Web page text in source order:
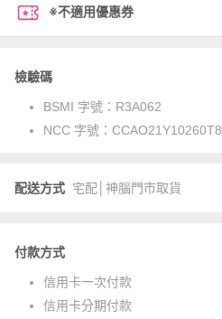
※不適用優惠券
檢驗碼
BSMI 字號： R3A062
NCC 字號： CCAO21Y10260T8
配送方式 宅配│神腦門市取貨
付款方式
信用卡一次付款
信用卡分期付款